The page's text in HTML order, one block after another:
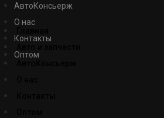
АвтоКонсьерж
О нас
Контакты
Оптом